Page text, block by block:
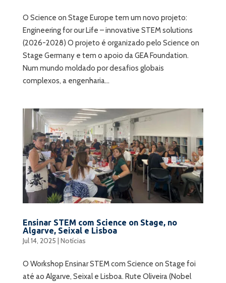
O Science on Stage Europe tem um novo projeto:
Engineering for our Life – innovative STEM solutions
(2026-2028) O projeto é organizado pelo Science on
Stage Germany e tem o apoio da GEA Foundation.
Num mundo moldado por desafios globais
complexos, a engenharia...
Ensinar STEM com Science on Stage, no
Algarve, Seixal e Lisboa
Jul 14, 2025 | Notícias
O Workshop Ensinar STEM com Science on Stage foi
até ao Algarve, Seixal e Lisboa. Rute Oliveira (Nobel